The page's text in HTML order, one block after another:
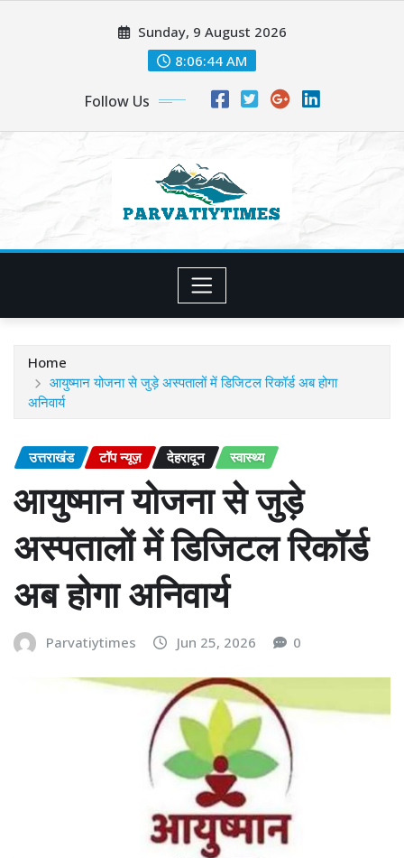
Sunday, 9 August 2026
8:06:45 AM
Follow Us
Home
आयुष्मान योजना से जुड़े अस्पतालों में डिजिटल रिकॉर्ड अब होगा
अनिवार्य
उत्तराखंड टॉप न्यूज़ देहरादून स्वास्थ्य
आयुष्मान योजना से जुड़े
अस्पतालों में डिजिटल रिकॉर्ड
अब होगा अनिवार्य
Parvatiytimes Jun 25, 2026 0